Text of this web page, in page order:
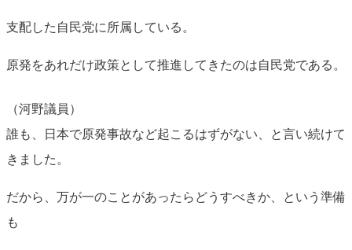
支配した自民党に所属している。
原発をあれだけ政策として推進してきたのは自民党である。
（河野議員）
誰も、日本で原発事故など起こるはずがない、と言い続けて
きました。
だから、万が一のことがあったらどうすべきか、という準備
も